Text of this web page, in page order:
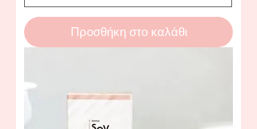
Προσθήκη στο καλάθι